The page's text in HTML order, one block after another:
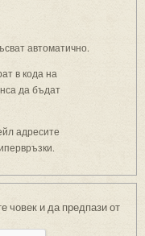
автоматично.
в кода на
да бъдат
адресите
човек и да предпази от